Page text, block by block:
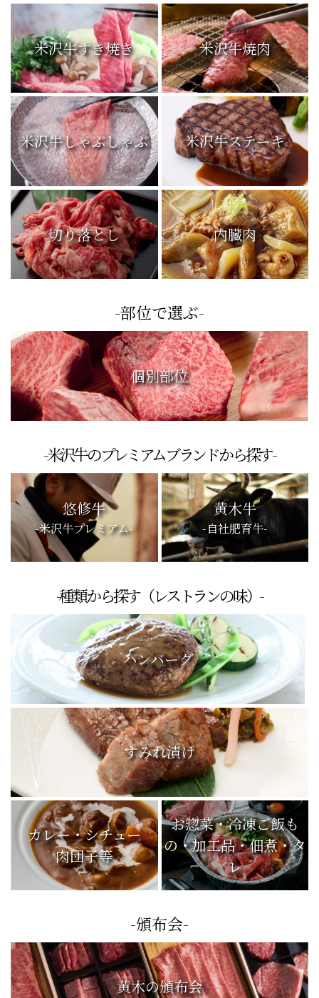
米沢牛すき焼き 米沢牛焼肉
米沢牛しゃぶしゃぶ 米沢牛ステーキ
切り落とし 内臓肉
-部位で選ぶ-
個別部位
-米沢牛のプレミアムブランドから探す-
悠修牛
-米沢牛プレミアム-
黄木牛
-自社肥育牛-
-種類から探す（レストランの味）-
ハンバーグ
すみれ漬け
カレー・シチュー
肉団子等
お惣菜・冷凍ご飯も
の・加工品・佃煮・タ
レ
-頒布会-
黄木の頒布会